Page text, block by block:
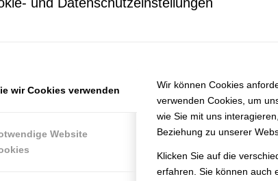
wir Cookies verwenden
Website
Wir können Cookies
verwenden Cookies, um
wie Sie mit uns
Beziehung zu unserer
Klicken Sie auf die
erfahren. Sie können auch